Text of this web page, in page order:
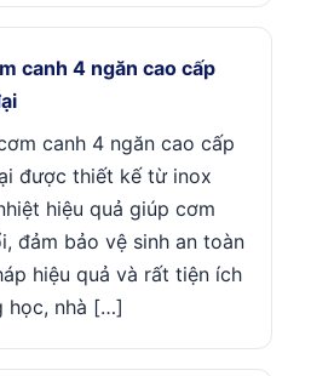
canh 4 ngăn cao cấp
canh 4 ngăn cao cấp
được thiết kế từ inox
hiệu quả giúp cơm
đảm bảo vệ sinh an toàn
hiệu quả và rất tiện ích
học, nhà […]